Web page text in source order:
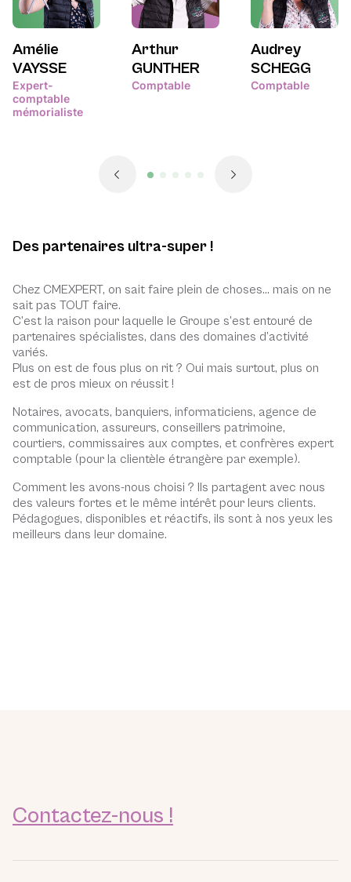
Amélie
VAYSSE
Expert-
comptable
mémorialiste
Arthur
GUNTHER
Comptable
Audrey
SCHEGG
Comptable
Des partenaires ultra-super !
Chez CMEXPERT, on sait faire plein de choses… mais on ne
sait pas TOUT faire.
C’est la raison pour laquelle le Groupe s’est entouré de
partenaires spécialistes, dans des domaines d’activité
variés.
Plus on est de fous plus on rit ? Oui mais surtout, plus on
est de pros mieux on réussit !
Notaires, avocats, banquiers, informaticiens, agence de
communication, assureurs, conseillers patrimoine,
courtiers, commissaires aux comptes, et confrères expert
comptable (pour la clientèle étrangère par exemple).
Comment les avons-nous choisi ? Ils partagent avec nous
des valeurs fortes et le même intérêt pour leurs clients.
Pédagogues, disponibles et réactifs, ils sont à nos yeux les
meilleurs dans leur domaine.
Contactez-nous !